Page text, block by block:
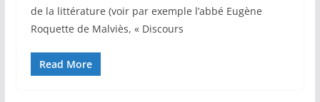
de la littérature (voir par exemple l’abbé Eugène
Roquette de Malviès, « Discours
Read More